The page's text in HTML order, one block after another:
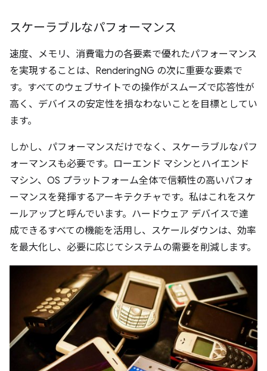
スケーラブルなパフォーマンス
速度、メモリ、消費電力の各要素で優れたパフォーマンス
を実現することは、RenderingNG の次に重要な要素で
す。すべてのウェブサイトでの操作がスムーズで応答性が
高く、デバイスの安定性を損なわないことを目標としてい
ます。
しかし、パフォーマンスだけでなく、スケーラブルなパフ
ォーマンスも必要です。ローエンド マシンとハイエンド
マシン、OS プラットフォーム全体で信頼性の高いパフォ
ーマンスを発揮するアーキテクチャです。私はこれをスケ
ールアップと呼んでいます。ハードウェア デバイスで達
成できるすべての機能を活用し、スケールダウンは、効率
を最大化し、必要に応じてシステムの需要を削減します。